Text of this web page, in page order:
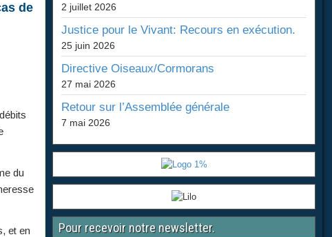
de
du
et en
2 juillet 2026
Justice pour le Vivant: Recours en exécution.
25 juin 2026
Directive Oiseaux/Cormorans
27 mai 2026
Retour sur l’Assemblée générale
7 mai 2026
Pour recevoir notre newsletter.